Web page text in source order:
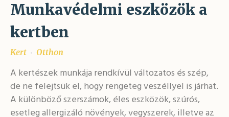
Munkavédelmi eszközök a
kertben
Kert Otthon
A kertészek munkája rendkívül változatos és szép,
de ne felejtsük el, hogy rengeteg veszéllyel is járhat.
A különböző szerszámok, éles eszközök, szúrós,
esetleg allergizáló növények, vegyszerek, illetve az